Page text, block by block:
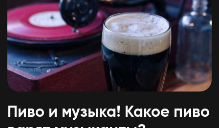
Пиво и музыка! Какое пиво